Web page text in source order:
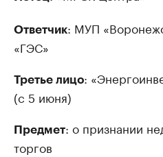
Ответчик: МУП
«ГЭС»
Третье лицо:
(с 5 июня)
Предмет: о признании
торгов